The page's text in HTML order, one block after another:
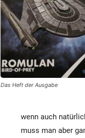
Das Heft der Ausgabe
wenn auch
muss man aber